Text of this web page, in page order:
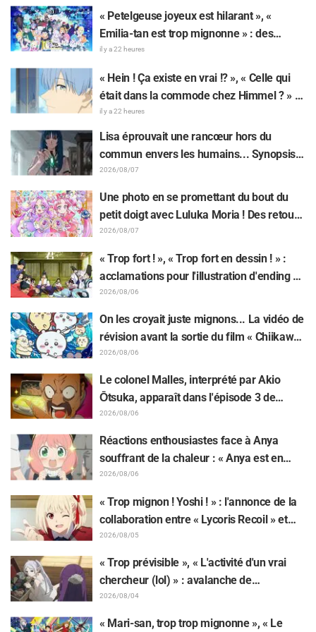
« Petelgeuse joyeux est hilarant », «
Emilia-tan est trop mignonne » : des
réactions enthousiastes après la
ans de l'anime « Re:Zero - Starting Life in
Another World »
il y a 22 heures
« Hein ! Ça existe en vrai !? », « Celle qui
était dans la commode chez Himmel ? » :
l’exposition de la « corne du Dragon Noir »
apparue dans l’épisode 1 de « Frieren »
laisse les fans stupéfaits
il y a 22 heures
Lisa éprouvait une rancœur hors du
commun envers les humains... Synopsis
et premières images de l'épisode 6 de
l'anime « Goodbye, Lara » dévoilés !
2026/08/07
Une photo en se promettant du bout du
petit doigt avec Luluka Moria ! Des retours
sur le compte rendu de la comédienne de
doublage Nao Tōyama après avoir assisté
au Dream Stage de « Star Detective
Precure! » : « C’est le W Arcana »
2026/08/07
« Trop fort ! », « Trop fort en dessin ! » :
acclamations pour l'illustration d'ending du
13e épisode dessinée par Asaki Yuikawa,
la comédienne doublant le protagoniste
de « The Elusive Samurai »
2026/08/06
On les croyait juste mignons... La vidéo de
révision avant la sortie du film « Chiikawa
» suscite des réactions surprises face au
décalage : « C'est plus sévère qu'imaginé
», « Ça ne parle que de travail »
2026/08/06
Le colonel Malles, interprété par Akio
Ōtsuka, apparaît dans l'épisode 3 de
l'anime TV « The Ghost in the Shell » !
Commentaire du comédien et carte de fin
dévoilés
2026/08/06
Réactions enthousiastes face à Anya
souffrant de la chaleur : « Anya est en
train de fondre » sur l'illustration
d'annonce de « SPY x FAMILY »
2026/08/06
« Trop mignon ! Yoshi ! » : l'annonce de la
collaboration entre « Lycoris Recoil » et
Kumamine, créateur du « Chat au travail »,
suscite une pluie de « Yoshi ! »
2026/08/05
« Trop prévisible », « L'activité d'un vrai
chercheur (lol) » : avalanche de
moqueries affectueuses face à la peluche
de Frieren piégée par un Mimique lors
2026/08/04
« Mari-san, trop trop mignonne », « Le